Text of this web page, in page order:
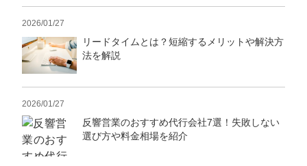
2026/01/27
リードタイムとは？短縮するメリットや解決方
法を解説
2026/01/27
反響営業のおすすめ代行会社7選！失敗しない
選び方や料金相場を紹介